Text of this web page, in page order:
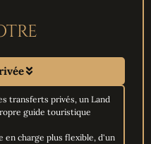
transferts privés, un Land
guide touristique
en charge plus flexible, d'un